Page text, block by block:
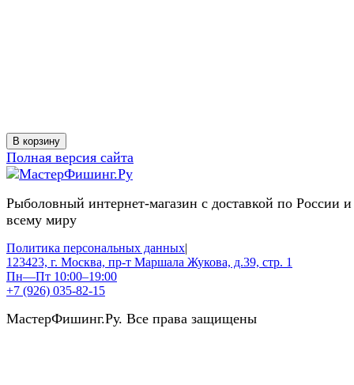
В корзину
Полная версия сайта
Рыболовный интернет-магазин с доставкой по России и
всему миру
Политика персональных данных|
123423, г. Москва, пр-т Маршала Жукова, д.39, стр. 1
Пн—Пт 10:00–19:00
+7 (926) 035-82-15
МастерФишинг.Ру. Все права защищены